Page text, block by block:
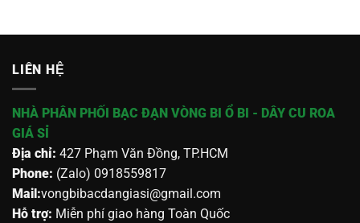
LIÊN HỆ
NHÀ PHÂN PHỐI BẠC ĐẠN VÒNG BI Ổ BI - DÂY CU ROA
GIÁ SỈ
Địa chỉ: 427 Phạm Văn Đồng, TP.HCM
Phone: (Zalo) 0918559817
Mail:vongbibacdangiasi@gmail.com
Hỗ trợ: Miễn phí giao hàng Toàn Quốc